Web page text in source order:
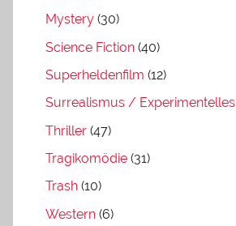
Mystery (30)
Science Fiction (40)
Superheldenfilm (12)
Surrealismus / Experimentelles
Thriller (47)
Tragikomödie (31)
Trash (10)
Western (6)